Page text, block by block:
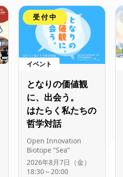
受付中
イベント
となりの価値観
に、出会う。
はたらく私たちの
哲学対話
Open Innovation
Biotope “Sea”
2026年8月7日（金）
18:30～20:00